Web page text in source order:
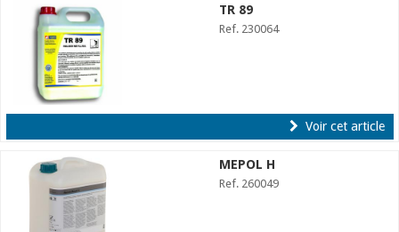
TR 89
Ref. 230064
Voir cet article
MEPOL H
Ref. 260049